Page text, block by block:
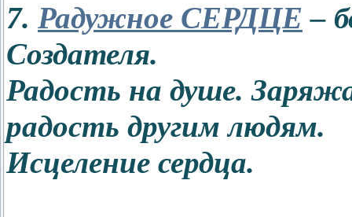
7. Радужное СЕРДЦЕ –
Создателя.
Радость на душе.
радость другим людям.
Исцеление сердца.